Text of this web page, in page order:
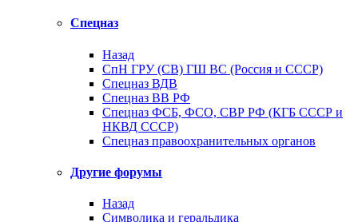
Спецназ
Назад
СпН ГРУ (СВ) ГШ ВС (Россия и СССР)
Спецназ ВДВ
Спецназ ВВ РФ
Спецназ ФСБ, ФСО, СВР РФ (КГБ СССР и
НКВД СССР)
Спецназ правоохранительных органов
Другие форумы
Назад
Символика и геральдика